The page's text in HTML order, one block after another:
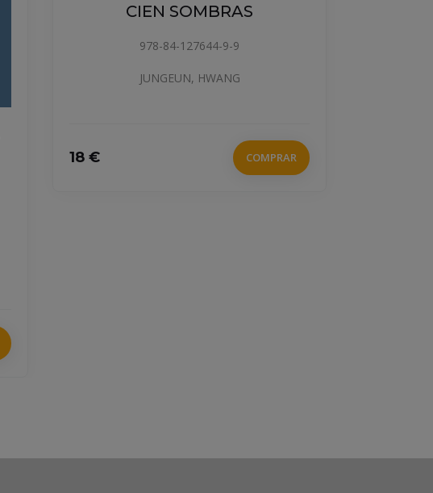
CIEN SOMBRAS
978-84-127644-9-9
JUNGEUN, HWANG
18 € COMPRAR